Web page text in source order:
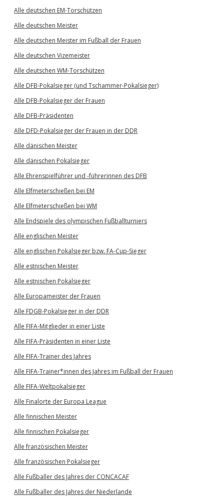
Alle deutschen EM-Torschützen
Alle deutschen Meister
Alle deutschen Meister im Fußball der Frauen
Alle deutschen Vizemeister
Alle deutschen WM-Torschützen
Alle DFB-Pokalsieger (und Tschammer-Pokalsieger)
Alle DFB-Pokalsieger der Frauen
Alle DFB-Präsidenten
Alle DFD-Pokalsieger der Frauen in der DDR
Alle dänischen Meister
Alle dänischen Pokalsieger
Alle Ehrenspielführer und -führerinnen des DFB
Alle Elfmeterschießen bei EM
Alle Elfmeterschießen bei WM
Alle Endspiele des olympischen Fußballturniers
Alle englischen Meister
Alle englischen Pokalsieger bzw. FA-Cup-Sieger
Alle estnischen Meister
Alle estnischen Pokalsieger
Alle Europameister der Frauen
Alle FDGB-Pokalsieger in der DDR
Alle FIFA-Mitglieder in einer Liste
Alle FIFA-Präsidenten in einer Liste
Alle FIFA-Trainer des Jahres
Alle FIFA-Trainer*innen des Jahres im Fußball der Frauen
Alle FIFA-Weltpokalsieger
Alle Finalorte der Europa League
Alle finnischen Meister
Alle finnischen Pokalsieger
Alle französischen Meister
Alle französischen Pokalsieger
Alle Fußballer des Jahres der CONCACAF
Alle Fußballer des Jahres der Niederlande